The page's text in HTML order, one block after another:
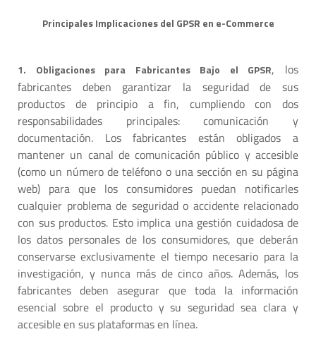
Principales Implicaciones del GPSR en e-Commerce
1. Obligaciones para Fabricantes Bajo el GPSR, los
fabricantes deben garantizar la seguridad de sus
productos de principio a fin, cumpliendo con dos
responsabilidades principales: comunicación y
documentación. Los fabricantes están obligados a
mantener un canal de comunicación público y accesible
(como un número de teléfono o una sección en su página
web) para que los consumidores puedan notificarles
cualquier problema de seguridad o accidente relacionado
con sus productos. Esto implica una gestión cuidadosa de
los datos personales de los consumidores, que deberán
conservarse exclusivamente el tiempo necesario para la
investigación, y nunca más de cinco años. Además, los
fabricantes deben asegurar que toda la información
esencial sobre el producto y su seguridad sea clara y
accesible en sus plataformas en línea.